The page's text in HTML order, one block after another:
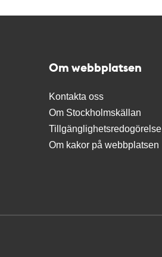
Om webbplatsen
Kontakta oss
Om Stockholmskällan
Tillgänglighetsredogörelse
Om kakor på webbplatsen